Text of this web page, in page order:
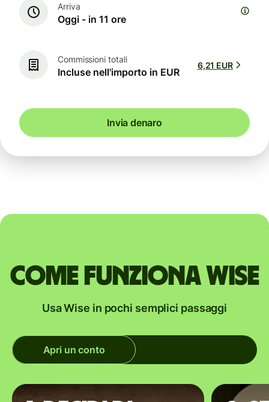
Arriva
Oggi - in 11 ore
Commissioni totali
Incluse nell'importo in EUR
6,21 EUR
Invia denaro
Come funziona Wise
Usa Wise in pochi semplici passaggi
Apri un conto